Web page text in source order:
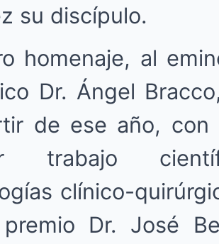
su discípulo.
homenaje, al
Dr. Ángel
de ese año, con
trabajo
clínico-
Dr. José